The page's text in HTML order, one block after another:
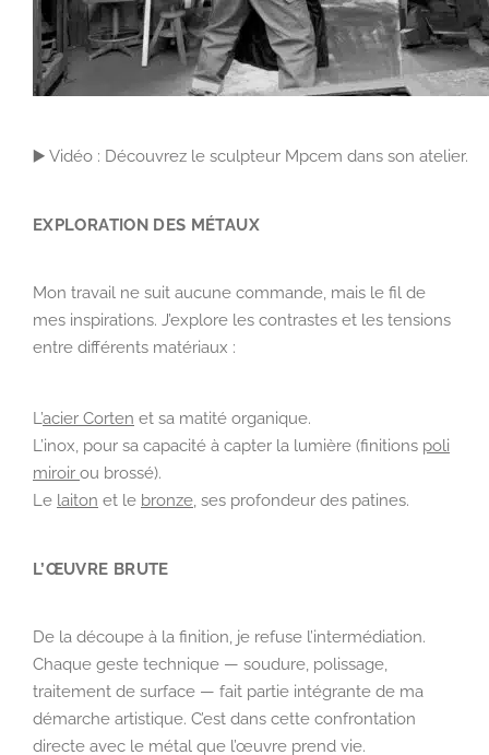
▶️ Vidéo : Découvrez le sculpteur Mpcem dans son atelier.
EXPLORATION DES MÉTAUX
Mon travail ne suit aucune commande, mais le fil de
mes inspirations. J’explore les contrastes et les tensions
entre différents matériaux :
L’acier Corten et sa matité organique.
L’inox, pour sa capacité à capter la lumière (finitions poli
miroir ou brossé).
Le laiton et le bronze, ses profondeur des patines.
L’ŒUVRE BRUTE
De la découpe à la finition, je refuse l’intermédiation.
Chaque geste technique — soudure, polissage,
traitement de surface — fait partie intégrante de ma
démarche artistique. C’est dans cette confrontation
directe avec le métal que l’œuvre prend vie.